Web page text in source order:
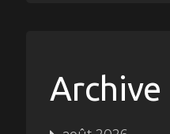
Archive